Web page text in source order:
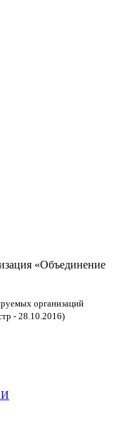
«Объединение
организаций
- 28.10.2016)